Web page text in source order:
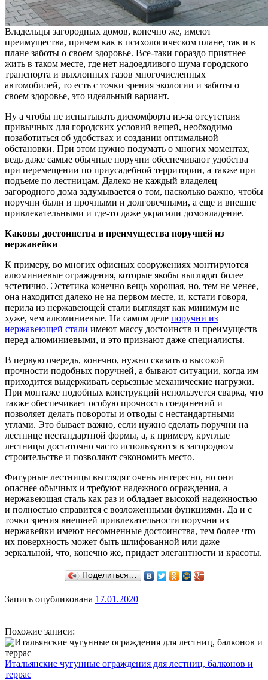
Владельцы загородных домов, конечно же, имеют
преимущества, причем как в психологическом плане, так и в
плане заботы о своем здоровье. Все-таки гораздо приятнее
жить в таком месте, где нет надоедливого шума городского
транспорта и выхлопных газов многочисленных
автомобилей, то есть с точки зрения экологии и заботы о
своем здоровье, это идеальный вариант.
Ну а чтобы не испытывать дискомфорта из-за отсутствия
привычных для городских условий вещей, необходимо
позаботиться об удобствах и создании оптимальной
обстановки. При этом нужно подумать о многих моментах,
ведь даже самые обычные поручни обеспечивают удобства
при перемещении по приусадебной территории, а также при
подъеме по лестницам. Далеко не каждый владелец
загородного дома задумывается о том, насколько важно, чтобы
поручни были и прочными и долговечными, а еще и внешне
привлекательными и где-то даже украсили домовладение.
Каковы достоинства и преимущества поручней из
нержавейки
К примеру, во многих офисных сооружениях монтируются
алюминиевые ограждения, которые якобы выглядят более
эстетично. Эстетика конечно вещь хорошая, но, тем не менее,
она находится далеко не на первом месте, и, кстати говоря,
перила из нержавеющей стали выглядят как минимум не
хуже, чем алюминиевые. На самом деле поручни из
нержавеющей стали имеют массу достоинств и преимуществ
перед алюминиевыми, и это признают даже специалисты.
В первую очередь, конечно, нужно сказать о высокой
прочности подобных поручней, а бывают ситуации, когда им
приходится выдерживать серьезные механические нагрузки.
При монтаже подобных конструкций используется сварка, что
также обеспечивает особую прочность соединений и
позволяет делать повороты и отводы с нестандартными
углами. Это бывает важно, если нужно сделать поручни на
лестнице нестандартной формы, а, к примеру, круглые
лестницы достаточно часто используются в загородном
строительстве и позволяют сэкономить место.
Фигурные лестницы выглядят очень интересно, но они
опаснее обычных и требуют надежного ограждения, а
нержавеющая сталь как раз и обладает высокой надежностью
и полностью справится с возложенными функциями. Да и с
точки зрения внешней привлекательности поручни из
нержавейки имеют несомненные достоинства, тем более что
их поверхность может быть шлифованной или даже
зеркальной, что, конечно же, придает элегантности и красоты.
Поделиться…
Запись опубликована 17.01.2020
Похожие записи:
Итальянские чугунные ограждения для лестниц, балконов и
террас